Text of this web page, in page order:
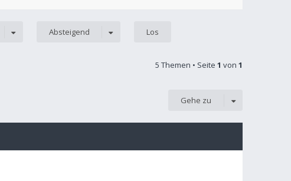
Absteigend
5 Themen • Seite 1 von 1
Gehe zu